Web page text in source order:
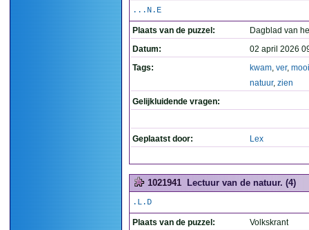
...N.E
Plaats van de puzzel:
Dagblad van
Datum:
02 april 2026
Tags:
kwam, ver, mooi
natuur, zien
Gelijkluidende vragen:
Geplaatst door: Lex
1021941 Lectuur van de natuur. (4)
.L.D
Plaats van de puzzel:
Volkskrant